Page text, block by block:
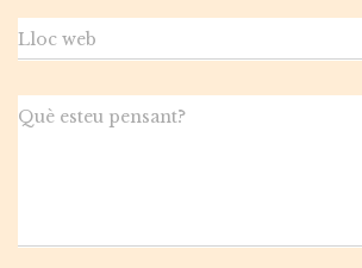
Lloc web
Què esteu pensant?